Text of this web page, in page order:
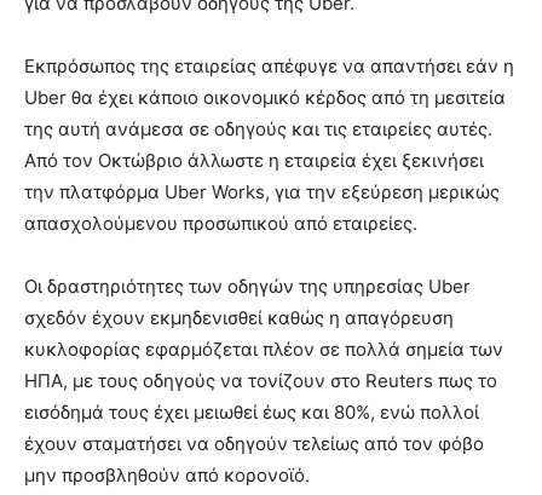
Εκπρόσωπος της εταιρείας απέφυγε να απαντήσει εάν η
Uber θα έχει κάποιο οικονομικό κέρδος από τη μεσιτεία
της αυτή ανάμεσα σε οδηγούς και τις εταιρείες αυτές.
Από τον Οκτώβριο άλλωστε η εταιρεία έχει ξεκινήσει
την πλατφόρμα Uber Works, για την εξεύρεση μερικώς
απασχολούμενου προσωπικού από εταιρείες.
Οι δραστηριότητες των οδηγών της υπηρεσίας Uber
σχεδόν έχουν εκμηδενισθεί καθώς η απαγόρευση
κυκλοφορίας εφαρμόζεται πλέον σε πολλά σημεία των
ΗΠΑ, με τους οδηγούς να τονίζουν στο Reuters πως το
εισόδημά τους έχει μειωθεί έως και 80%, ενώ πολλοί
έχουν σταματήσει να οδηγούν τελείως από τον φόβο
μην προσβληθούν από κορονοϊό.